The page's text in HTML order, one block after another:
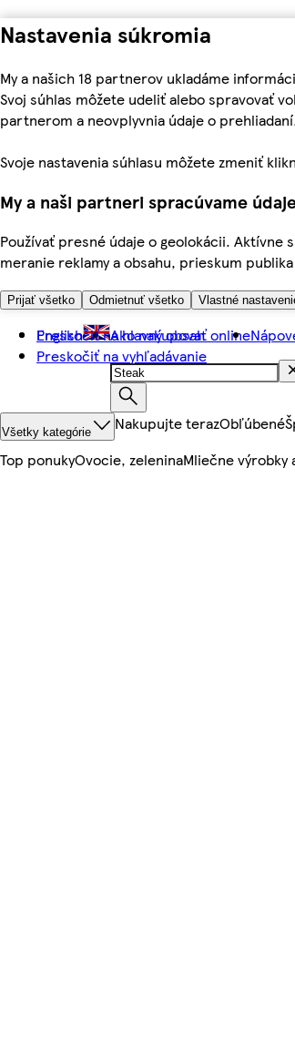
Nastavenia súkromia
My a našich 18 partnerov ukladáme
Svoj súhlas môžete udeliť alebo spravovať
partnerom a neovplyvnia údaje o
Svoje nastavenia súhlasu môžete zmeniť
My a naši partneri spracúvame
Používať presné údaje o geolokácii. Aktívne
meranie reklamy a obsahu, prieskum
Prijať všetko Odmietnuť všetko Vlastné
Preskočiť na hlavný obsah
Preskočiť na vyhľadávanie
English Ako nakupovať online
Všetky kategórie Nakupujte terazObľúbené
Top ponukyOvocie, zeleninaMliečne výrobky